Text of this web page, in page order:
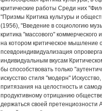
критические работы Среди них
"Призмы Критика культуры и
(1956), "Введение в социологию
критика "массового"
на котором критическое мышление
псевдоиндивидуализация
индивидуальным вкусам
бы способствовать только
искусство стиля "модерн"
притязания на целостность и
продуктивному отрицанию
держаться своей